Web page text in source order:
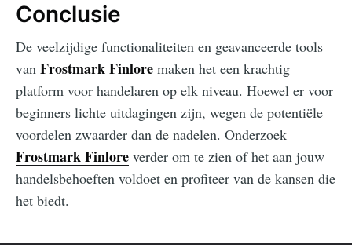
Conclusie
De veelzijdige functionaliteiten en geavanceerde tools
van Frostmark Finlore maken het een krachtig
platform voor handelaren op elk niveau. Hoewel er voor
beginners lichte uitdagingen zijn, wegen de potentiële
voordelen zwaarder dan de nadelen. Onderzoek
Frostmark Finlore verder om te zien of het aan jouw
handelsbehoeften voldoet en profiteer van de kansen die
het biedt.